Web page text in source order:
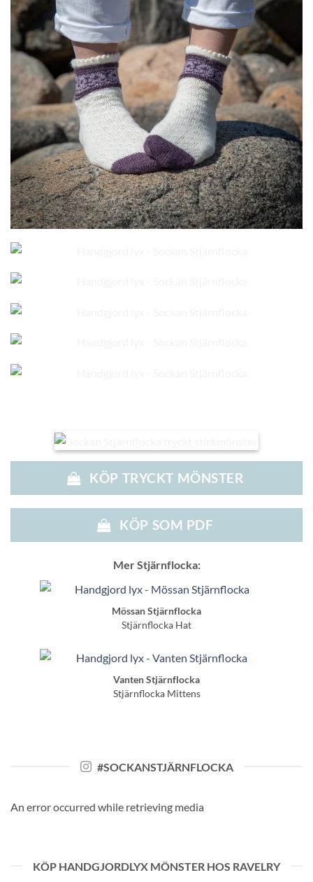
KÖP TRYCKT MÖNSTER
KÖP SOM PDF
Mer Stjärnflocka:
Mössan Stjärnflocka
Stjärnflocka Hat
Vanten Stjärnflocka
Stjärnflocka Mittens
#SOCKANSTJÄRNFLOCKA
An error occurred while retrieving media
KÖP HANDGJORDLYX MÖNSTER HOS RAVELRY